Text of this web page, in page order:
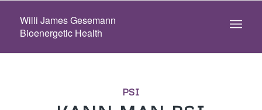
Willi James Gesemann
Bioenergetic Health
PSI